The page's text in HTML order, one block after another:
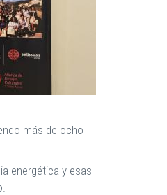
más de ocho
energética y esas